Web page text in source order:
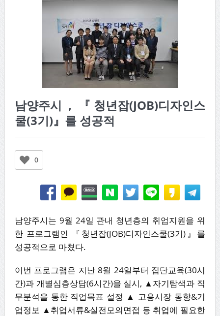
남양주시 , 『청년잡(JOB)디자인스
쿨(3기)』를 성공적
0
남양주시는 9월 24일 관내 청년층의 취업지원을 위
한 프로그램인 『청년잡(JOB)디자인스쿨(3기)』를
성공적으로 마쳤다.
이번 프로그램은 지난 8월 24일부터 집단교육(30시
간)과 개별심층상담(6시간)을 실시, ▲자기탐색과 직
무분석을 통한 직업목표 설정 ▲ 고용시장 동향&기
업정보 ▲취업서류&실전모의면접 등 취업에 필요한